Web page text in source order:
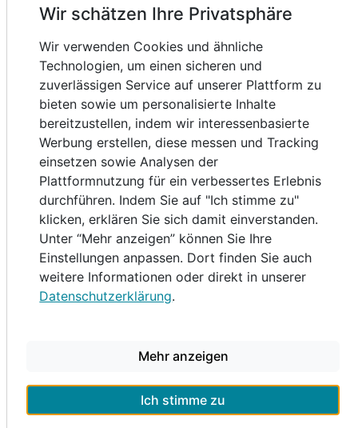
2 Erwachsene
Ausstattung
p.P. ab
Salzburger Land und im Berchtesgadener Land – alle in
kürzester Zeit erreichbar.
Die vielfältigen Freizeitmöglichkeiten sorgen für einen
abwechslungsreichen Urlaub ohne Langeweile. Der
Königssee begeistert mit seiner unvergleichlichen
Bergromantik,
während Bergbahnen,
Schiffsausflüge, Salzbergwerke, Thermalbäder sowie
Freizeit‑ und Naturparks für unvergessliche Erlebnisse
sorgen. Auch das traditionsreiche Flair Bayerns
lässt sich im Berchtesgadener Land in seiner ganzen
Vielfalt genießen.
Ihr Tor zum Berchtesgadener und Salzburger Land:
Vom Hotel sind es nur rund 10 Minuten bis zur
Porsche Spielzeugmuseum – Traumwerk
Wir schätzen Ihre Privatsphäre
Wir verwenden Cookies und ähnliche
Technologien, um einen sicheren und
zuverlässigen Service auf unserer Plattform zu
bieten sowie um personalisierte Inhalte
bereitzustellen, indem wir interessenbasierte
Werbung erstellen, diese messen und Tracking
einsetzen sowie Analysen der
Plattformnutzung für ein verbessertes Erlebnis
durchführen. Indem Sie auf "Ich stimme zu"
klicken, erklären Sie sich damit einverstanden.
Unter “Mehr anzeigen” können Sie Ihre
Einstellungen anpassen. Dort finden Sie auch
weitere Informationen oder direkt in unserer
Datenschutzerklärung.
Mehr anzeigen
Ich stimme zu